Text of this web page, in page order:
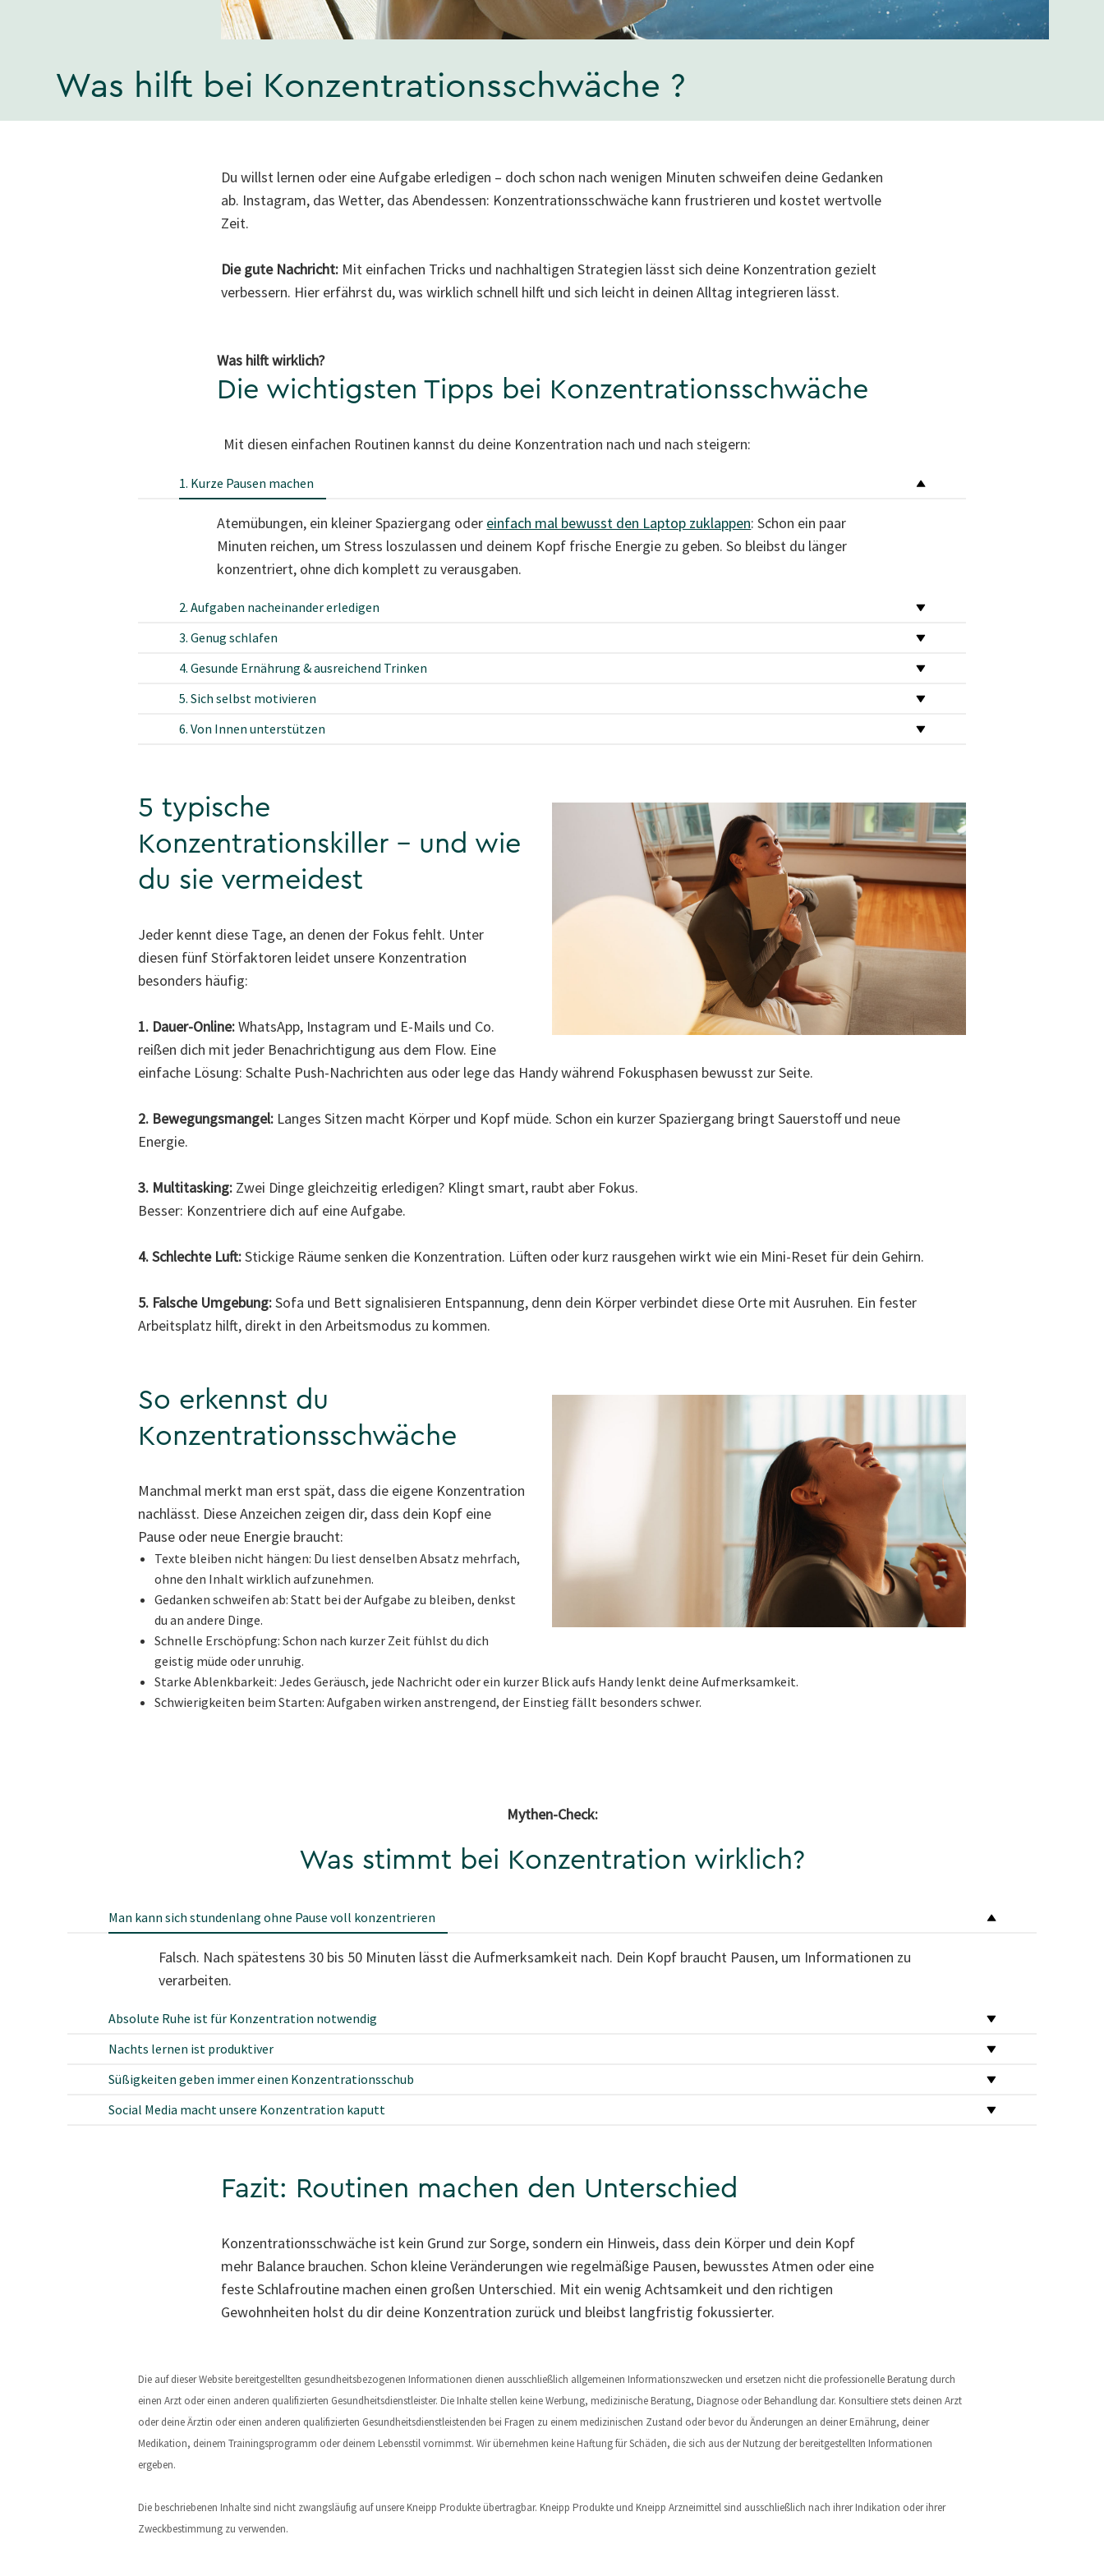
Was hilft bei Konzentrationsschwäche ?
Du willst lernen oder eine Aufgabe erledigen – doch schon nach wenigen Minuten schweifen deine Gedanken
ab. Instagram, das Wetter, das Abendessen: Konzentrationsschwäche kann frustrieren und kostet wertvolle
Zeit.
Die gute Nachricht:Mit einfachen Tricks und nachhaltigen Strategien lässt sich deine Konzentration gezielt
verbessern. Hier erfährst du, was wirklich schnell hilft und sich leicht in deinen Alltag integrieren lässt.
Was hilft wirklich?
Die wichtigsten Tipps bei Konzentrationsschwäche
Mit diesen einfachen Routinen kannst du deine Konzentration nach und nach steigern:
1. Kurze Pausen machen
Atemübungen, ein kleiner Spaziergang oder einfach mal bewusst den Laptop zuklappen: Schon ein paar
Minuten reichen, um Stress loszulassen und deinem Kopf frische Energie zu geben. So bleibst du länger
konzentriert, ohne dich komplett zu verausgaben.
2. Aufgaben nacheinander erledigen
3. Genug schlafen
4. Gesunde Ernährung & ausreichend Trinken
5. Sich selbst motivieren
6. Von Innen unterstützen
5 typische
Konzentrationskiller – und wie
du sie vermeidest
Jeder kennt diese Tage, an denen der Fokus fehlt. Unter
diesen fünf Störfaktoren leidet unsere Konzentration
besonders häufig:
1. Dauer-Online:WhatsApp, Instagram und E-Mails und Co.
reißen dich mit jeder Benachrichtigung aus dem Flow. Eine
einfache Lösung: Schalte Push-Nachrichten aus oder lege das Handy während Fokusphasen bewusst zur Seite.
2. Bewegungsmangel:Langes Sitzen macht Körper und Kopf müde. Schon ein kurzer Spaziergang bringt Sauerstoff und neue
Energie.
3. Multitasking:Zwei Dinge gleichzeitig erledigen? Klingt smart, raubt aber Fokus.
Besser: Konzentriere dich auf eine Aufgabe.
4. Schlechte Luft:Stickige Räume senken die Konzentration. Lüften oder kurz rausgehen wirkt wie ein Mini-Reset für dein Gehirn.
5. Falsche Umgebung:Sofa und Bett signalisieren Entspannung, denn dein Körper verbindet diese Orte mit Ausruhen. Ein fester
Arbeitsplatz hilft, direkt in den Arbeitsmodus zu kommen.
So erkennst du
Konzentrationsschwäche
Manchmal merkt man erst spät, dass die eigene Konzentration
nachlässt. Diese Anzeichen zeigen dir, dass dein Kopf eine
Pause oder neue Energie braucht:
Texte bleiben nicht hängen: Du liest denselben Absatz mehrfach,
ohne den Inhalt wirklich aufzunehmen.
Gedanken schweifen ab: Statt bei der Aufgabe zu bleiben, denkst
du an andere Dinge.
Schnelle Erschöpfung: Schon nach kurzer Zeit fühlst du dich
geistig müde oder unruhig.
Starke Ablenkbarkeit: Jedes Geräusch, jede Nachricht oder ein kurzer Blick aufs Handy lenkt deine Aufmerksamkeit.
Schwierigkeiten beim Starten: Aufgaben wirken anstrengend, der Einstieg fällt besonders schwer.
Mythen-Check:
Was stimmt bei Konzentration wirklich?
Man kann sich stundenlang ohne Pause voll konzentrieren
Falsch. Nach spätestens 30 bis 50 Minuten lässt die Aufmerksamkeit nach. Dein Kopf braucht Pausen, um Informationen zu
verarbeiten.
Absolute Ruhe ist für Konzentration notwendig
Nachts lernen ist produktiver
Süßigkeiten geben immer einen Konzentrationsschub
Social Media macht unsere Konzentration kaputt
Fazit: Routinen machen den Unterschied
Konzentrationsschwäche ist kein Grund zur Sorge, sondern ein Hinweis, dass dein Körper und dein Kopf
mehr Balance brauchen. Schon kleine Veränderungen wie regelmäßige Pausen, bewusstes Atmen oder eine
feste Schlafroutine machen einen großen Unterschied. Mit ein wenig Achtsamkeit und den richtigen
Gewohnheiten holst du dir deine Konzentration zurück und bleibst langfristig fokussierter.
Die auf dieser Website bereitgestellten gesundheitsbezogenen Informationen dienen ausschließlich allgemeinen Informationszwecken und ersetzen nicht die professionelle Beratung durch
einen Arzt oder einen anderen qualifizierten Gesundheitsdienstleister. Die Inhalte stellen keine Werbung, medizinische Beratung, Diagnose oder Behandlung dar. Konsultiere stets deinen Arzt
oder deine Ärztin oder einen anderen qualifizierten Gesundheitsdienstleistenden bei Fragen zu einem medizinischen Zustand oder bevor du Änderungen an deiner Ernährung, deiner
Medikation, deinem Trainingsprogramm oder deinem Lebensstil vornimmst. Wir übernehmen keine Haftung für Schäden, die sich aus der Nutzung der bereitgestellten Informationen
ergeben.
Die beschriebenen Inhalte sind nicht zwangsläufig auf unsere Kneipp Produkte übertragbar. Kneipp Produkte und Kneipp Arzneimittel sind ausschließlich nach ihrer Indikation oder ihrer
Zweckbestimmung zu verwenden.